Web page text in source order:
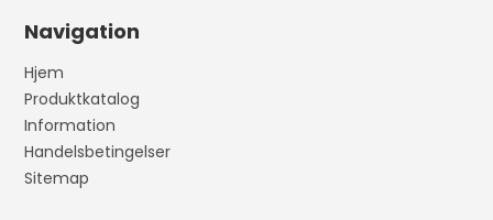
Navigation
Hjem
Produktkatalog
Information
Handelsbetingelser
Sitemap